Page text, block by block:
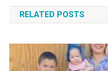
RELATED POSTS